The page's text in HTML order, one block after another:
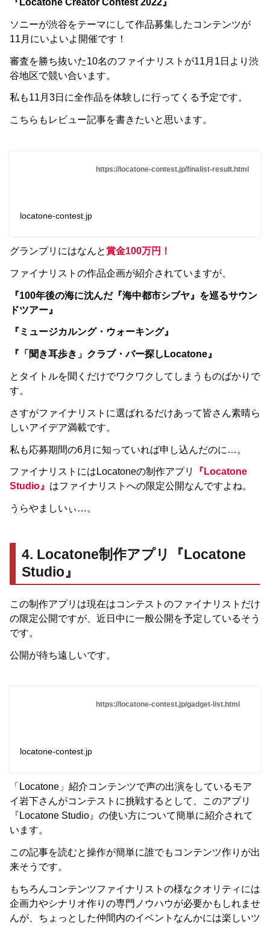
『Locatone Creator Contest 2022』
ソニーが渋谷をテーマにして作品募集したコンテンツが
11月にいよいよ開催です！
審査を勝ち抜いた10名のファイナリストが11月1日より渋
谷地区で競い合います。
私も11月3日に全作品を体験しに行ってくる予定です。
こちらもレビュー記事を書きたいと思います。
https://locatone-contest.jp/finalist-result.html
locatone-contest.jp
グランプリにはなんと 賞金100万円！
ファイナリストの作品企画が紹介されていますが、
『100年後の海に沈んだ『海中都市シブヤ』を巡るサウン
ドツアー』
『ミュージカルング・ウォーキング』
『「聞き耳歩き」クラブ・バー探しLocatone』
とタイトルを聞くだけでワクワクしてしまうものばかりで
す。
さすがファイナリストに選ばれるだけあって皆さん素晴ら
しいアイデア満載です。
私も応募期間の6月に知っていれば申し込んだのに…。
ファイナリストにはLocatoneの制作アプリ
『Locatone
Studio』 はファイナリストへの限定公開なんですよね。
うらやましいぃ…。
4. Locatone制作アプリ『Locatone
Studio』
この制作アプリは現在はコンテストのファイナリストだけ
の限定公開ですが、近日中に一般公開を予定しているそう
です。
公開が待ち遠しいです。
https://locatone-contest.jp/gadget-list.html
locatone-contest.jp
「Locatone」紹介コンテンツで声の出演をしているモア
イ岩下さんがコンテストに挑戦するとして、このアプリ
『Locatone Studio』の使い方について簡単に紹介されて
います。
この記事を読むと操作が簡単に誰でもコンテンツ作りが出
来そうです。
もちろんコンテンツファイナリストの様なクオリティには
企画力やシナリオ作りの専門ノウハウが必要かもしれませ
んが、ちょっとした仲間内のイベントなんかには楽しいツ